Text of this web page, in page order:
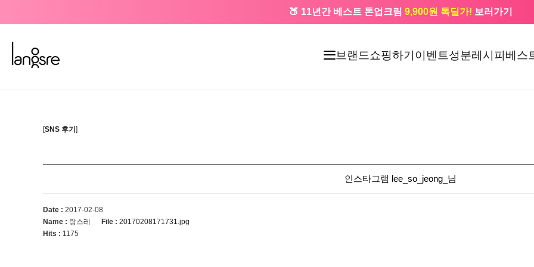
🍑 11년간 베스트 톤업크림 9,900원 톡딜가! 보러가기
브랜드쇼핑하기이벤트성분레시피베스
[SNS 후기 ]
인스타그램 lee_so_jeong_님
Date : 2017-02-08
Name : 랑스레 File : 20170208171731.jpg
Hits : 1175